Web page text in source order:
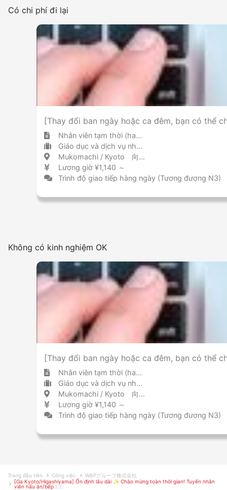
Có chi phí đi lại
[Thay đổi ban ngày hoặc ca đêm, bạn có thể
Nhân viên tạm thời (hakken)
Giáo dục và dịch vụ nhân lực tuyển dụng nhân sự tạm thời / tuyển dụng
Mukomachi / Kyoto 向日町 / 京都府
Lương giờ ¥1,140 ～
Trình độ giao tiếp hàng ngày (Tương đương N3)
Không có kinh nghiệm OK
[Thay đổi ban ngày hoặc ca đêm, bạn có thể
Nhân viên tạm thời (hakken)
Giáo dục và dịch vụ nhân lực tuyển dụng nhân sự tạm thời / tuyển dụng
Mukomachi / Kyoto 向日町 / 京都府
Lương giờ ¥1,140 ～
Trình độ giao tiếp hàng ngày (Tương đương N3)
Trang đầu tiên Công việc
WBPグループ株式会社
[Ga Kyoto/Higashiyama] Ổn định lâu dài ✨ Chào mừng toàn thời gian! Tuyển nhân
viên nấu ăn/bếp 🍽️